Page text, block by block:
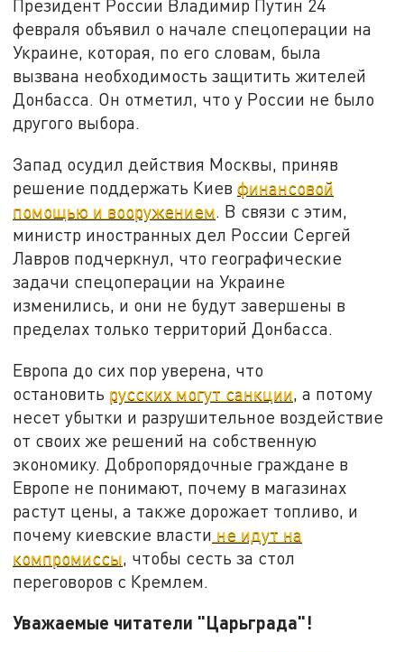
Президент России Владимир Путин 24
февраля объявил о начале спецоперации на
Украине, которая, по его словам, была
вызвана необходимость защитить жителей
Донбасса. Он отметил, что у России не было
другого выбора.
Запад осудил действия Москвы, приняв
решение поддержать Киевфинансовой
помощью и вооружением. В связи с этим,
министр иностранных дел России Сергей
Лавров подчеркнул, что географические
задачи спецоперации на Украине
изменились, и они не будут завершены в
пределах только территорий Донбасса.
Европа до сих пор уверена, что
остановить русских могут санкции , а потому
несет убытки и разрушительное воздействие
от своих же решений на собственную
экономику. Добропорядочные граждане в
Европе не понимают, почему в магазинах
растут цены, а также дорожает топливо, и
почему киевские власти не идут на
компромиссы , чтобы сесть за стол
переговоров с Кремлем.
Уважаемые читатели "Царьграда"!